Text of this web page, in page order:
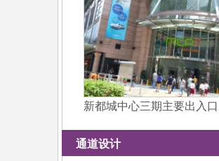
新都城中心三期主要出入口
通道设计